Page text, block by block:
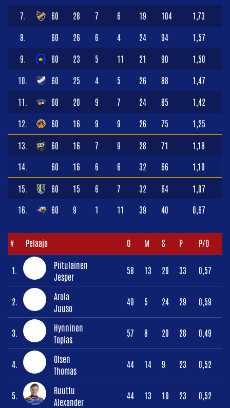
7. 60 28 7 6 19 104 1,73
8. 60 26 6 4 24 94 1,57
9. 60 23 5 11 21 90 1,50
10. 60 25 4 5 26 88 1,47
11. 60 20 9 7 24 85 1,42
12. 60 16 9 9 26 75 1,25
13. 60 16 7 9 28 71 1,18
14. 60 16 6 6 32 66 1,10
15. 60 15 6 7 32 64 1,07
16. 60 9 1 11 39 40 0,67
# Pelaaja O M S P P/O
1.
Piitulainen
Jesper
58 13 20 33 0,57
2.
Arola
Juuso
49 5 24 29 0,59
3.
Hynninen
Topias
57 8 20 28 0,49
4.
Olsen
Thomas
44 14 9 23 0,52
5.
Ruuttu
Alexander
44 13 10 23 0,52